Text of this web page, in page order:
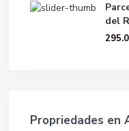
del
Propriedades en